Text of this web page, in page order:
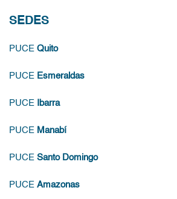
SEDES
PUCE Quito
PUCE Esmeraldas
PUCE Ibarra
PUCE Manabí
PUCE Santo Domingo
PUCE Amazonas